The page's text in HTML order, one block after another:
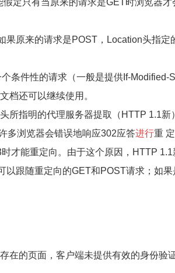
定只有当原来的请求是GET时浏览器
果原来的请求是POST，Location头指定
条件性的请求（一般是提供If-Modified-
档还可以继续使用。
所指明的代理服务器提取（HTTP 1.1新
多浏览器会错误地响应302应答进行重
才能重定向。由于这个原因，HTTP
跟随重定向的GET和POST请求；如
在的页面，客户端未提供有效的身份验证